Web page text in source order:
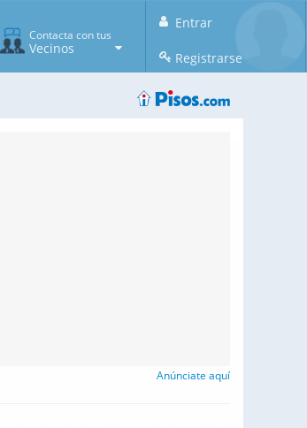
Entrar
Registrarse
Contacta con tus
Vecinos
Anúnciate aquí